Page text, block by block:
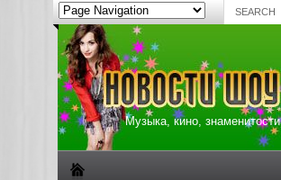
Музыка, кино, знаменитости